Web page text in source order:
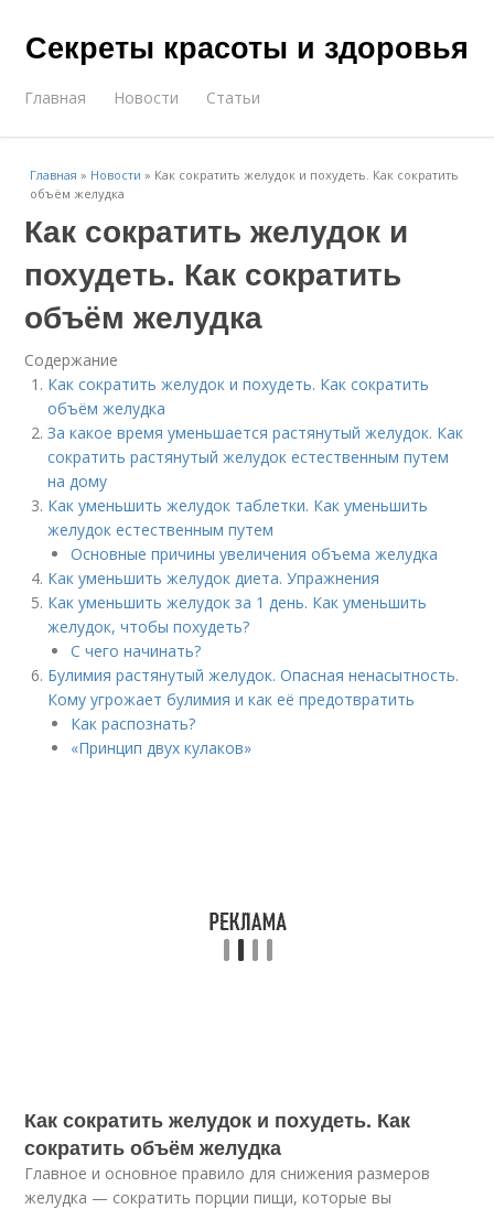
Секреты красоты и здоровья
Главная Новости Статьи
Главная » Новости » Как сократить желудок и похудеть. Как сократить
объём желудка
Как сократить желудок и
похудеть. Как сократить
объём желудка
Содержание
Как сократить желудок и похудеть. Как сократить
объём желудка
За какое время уменьшается растянутый желудок. Как
сократить растянутый желудок естественным путем
на дому
Как уменьшить желудок таблетки. Как уменьшить
желудок естественным путем
Основные причины увеличения объема желудка
Как уменьшить желудок диета. Упражнения
Как уменьшить желудок за 1 день. Как уменьшить
желудок, чтобы похудеть?
С чего начинать?
Булимия растянутый желудок. Опасная ненасытность.
Кому угрожает булимия и как её предотвратить
Как распознать?
«Принцип двух кулаков»
Как сократить желудок и похудеть. Как
сократить объём желудка
Главное и основное правило для снижения размеров
желудка — сократить порции пищи, которые вы